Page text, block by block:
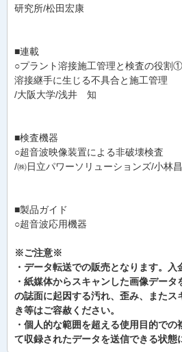
研究所/松田宏康
■連載
○プラント溶接施工管理と検査の役割①
溶接継手に生じる不具合と施工管理
/大阪大学/浅井 知
■検査機器
○超音波映像装置による非破壊検査
/㈱日立パワーソリューションズ/小林
■製品ガイド
○超音波応用機器
※ご注意※
・データ転送での販売となります。入
・紙媒体からスキャンした画像デー
の誌面に起因する汚れ、歪み、またス
き等はご容赦ください。
・個人的な範囲を超える使用目的で
て収録されたデータを送信できる状態